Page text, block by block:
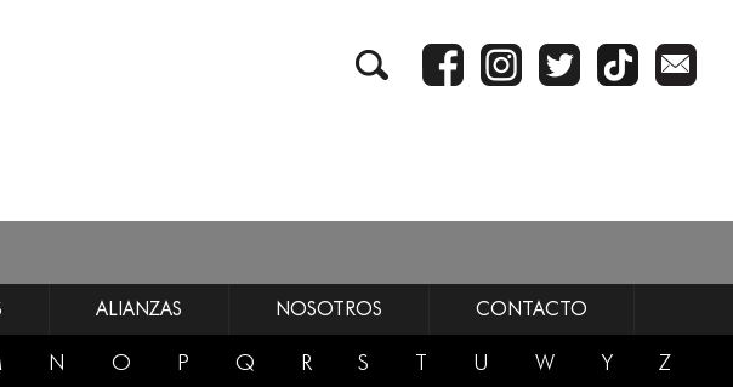
ALIANZAS NOSOTROS CONTACTO
N O P Q R S T U W Y Z